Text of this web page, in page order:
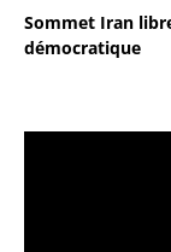
Sommet Iran
démocratique